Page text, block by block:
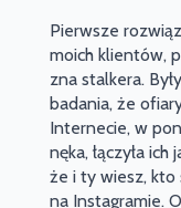
Pierwsze
moich klientów,
zna stalkera.
badania, że
Internecie, w
nęka, łączyła
że i ty wiesz, kto
na Instagramie.